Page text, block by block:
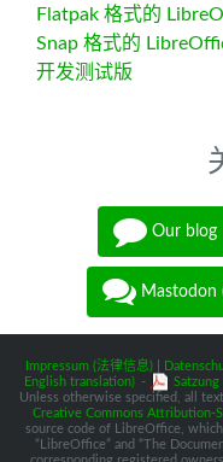
Flatpak 格式的
Snap 格式的
开发测试版
Our blog
Mastodon
Impressum (法律信息)|
English translation) -
Unless otherwise specified, all
Creative Commons Attribution-
source code of LibreOffice,
“LibreOffice” and “The